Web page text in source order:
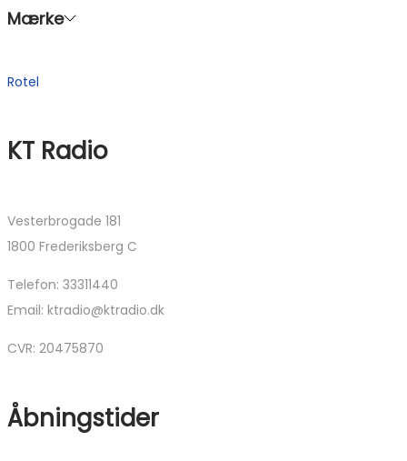
Mærke
Rotel
KT Radio
Vesterbrogade 181
1800 Frederiksberg C
Telefon: 33311440
Email: ktradio@ktradio.dk
CVR: 20475870
Åbningstider